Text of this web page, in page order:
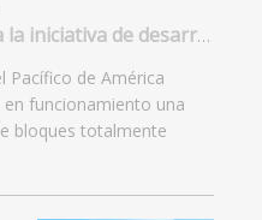
extranjero en la era posterior a la epidemia
Pacífico de América
funcionamiento una
bloques totalmente